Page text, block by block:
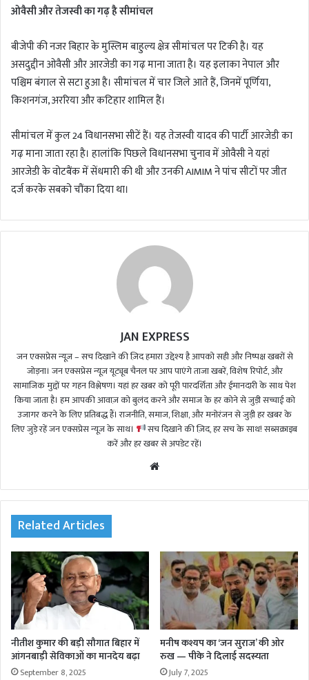
ओवैसी और तेजस्वी का गढ़ है सीमांचल
बीजेपी की नजर बिहार के मुस्लिम बाहुल्य क्षेत्र सीमांचल पर टिकी है। यह
असदुद्दीन ओवैसी और आरजेडी का गढ़ माना जाता है। यह इलाका नेपाल और
पश्चिम बंगाल से सटा हुआ है। सीमांचल में चार जिले आते हैं, जिनमें पूर्णिया,
किशनगंज, अररिया और कटिहार शामिल हैं।
सीमांचल में कुल 24 विधानसभा सीटें हैं। यह तेजस्वी यादव की पार्टी आरजेडी का
गढ़ माना जाता रहा है। हालांकि पिछले विधानसभा चुनाव में ओवैसी ने यहां
आरजेडी के वोटबैंक में सेंधमारी की थी और उनकी AIMIM ने पांच सीटों पर जीत
दर्ज करके सबको चौंका दिया था।
JAN EXPRESS
जन एक्सप्रेस न्यूज़ – सच दिखाने की ज़िद हमारा उद्देश्य है आपको सही और निष्पक्ष खबरों से
जोड़ना। जन एक्सप्रेस न्यूज़ यूट्यूब चैनल पर आप पाएंगे ताजा खबरें, विशेष रिपोर्ट, और
सामाजिक मुद्दों पर गहन विश्लेषण। यहां हर खबर को पूरी पारदर्शिता और ईमानदारी के साथ पेश
किया जाता है। हम आपकी आवाज़ को बुलंद करने और समाज के हर कोने से जुड़ी सच्चाई को
उजागर करने के लिए प्रतिबद्ध हैं। राजनीति, समाज, शिक्षा, और मनोरंजन से जुड़ी हर खबर के
लिए जुड़े रहें जन एक्सप्रेस न्यूज़ के साथ।
सच दिखाने की ज़िद, हर सच के साथ! सब्सक्राइब
करें और हर खबर से अपडेट रहें।
te
Related Articles
नीतीश कुमार की बड़ी सौगात बिहार में
आंगनबाड़ी सेविकाओं का मानदेय बढ़ा
September 8, 2025
मनीष कश्यप का ‘जन सुराज’ की ओर
रुख — पीके ने दिलाई सदस्यता
July 7, 2025